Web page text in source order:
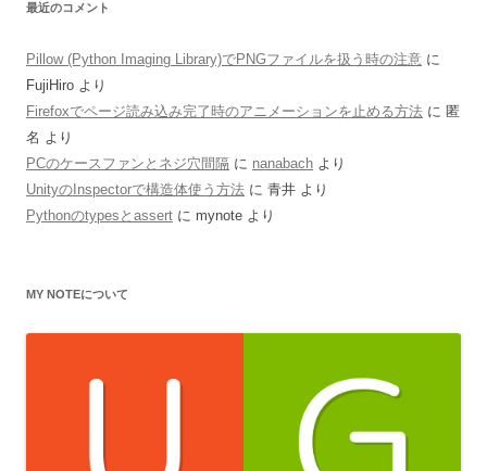
最近のコメント
Pillow (Python Imaging Library)でPNGファイルを扱う時の注意 に
FujiHiro より
Firefoxでページ読み込み完了時のアニメーションを止める方法 に 匿
名 より
PCのケースファンとネジ穴間隔 に nanabach より
UnityのInspectorで構造体使う方法 に 青井 より
Pythonのtypesとassert に mynote より
MY NOTEについて